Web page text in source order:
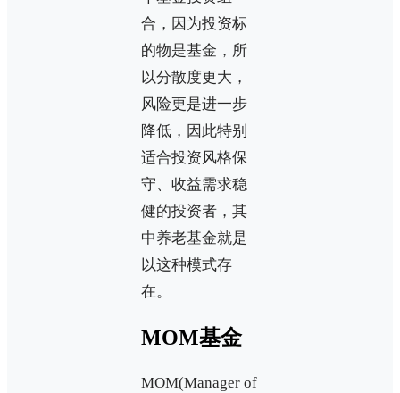
合，因为投资标
的物是基金，所
以分散度更大，
风险更是进一步
降低，因此特别
适合投资风格保
守、收益需求稳
健的投资者，其
中养老基金就是
以这种模式存
在。
MOM基金
MOM(Manager of